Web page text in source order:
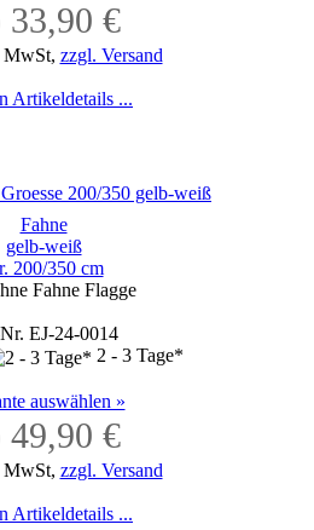
33,90 €
zzgl. Versand
Artikeldetails ...
Fahne
gelb-weiß
200/350 cm
Fahne Flagge
EJ-24-0014
2 - 3 Tage*
auswählen »
49,90 €
zzgl. Versand
Artikeldetails ...